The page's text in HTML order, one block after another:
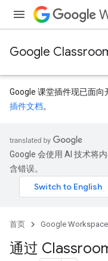
Google
Google 课堂插件现已面
插件文档。
Google 会使用 AI 技术将
含错误。
首页 Google Workspace
通过